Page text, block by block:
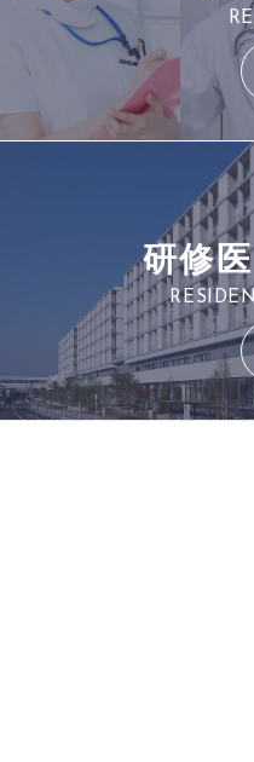
研修